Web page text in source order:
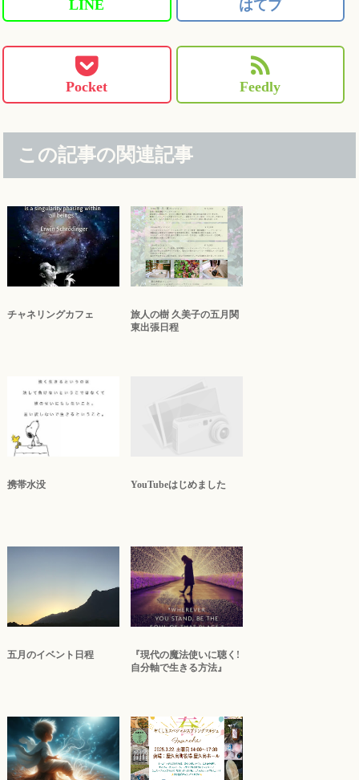
LINE はてブ
Pocket Feedly
この記事の関連記事
チャネリングカフェ
旅人の樹 久美子の五月関
東出張日程
携帯水没 YouTubeはじめました
五月のイベント日程
『現代の魔法使いに聴く!
自分軸で生きる方法』